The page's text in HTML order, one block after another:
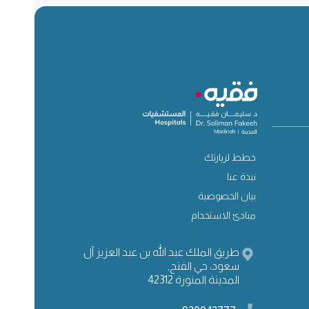
خطط لزيارتك
نبذة عنا
بيان الخصوصية
مبادئ الاستخدام
طريق الملك عبد الله بن عبد العزيز آل
سعود، حي الفتح,
المدينة المنورة 42312